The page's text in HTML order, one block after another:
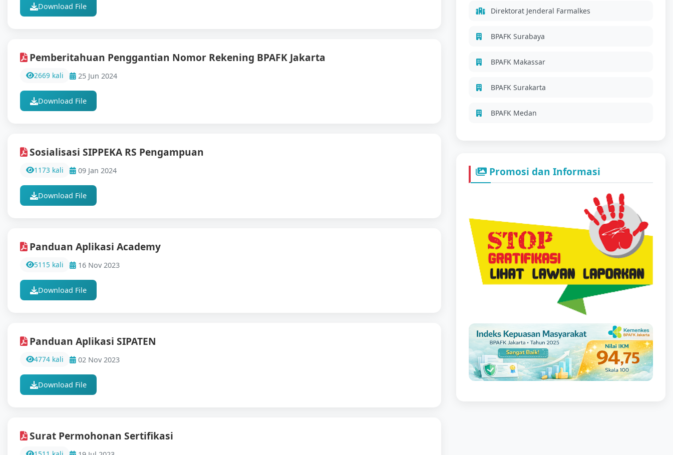
Download File
Pemberitahuan Penggantian Nomor Rekening BPAFK Jakarta
2669 kali 25 Jun 2024
Download File
Sosialisasi SIPPEKA RS Pengampuan
1173 kali 09 Jan 2024
Download File
Panduan Aplikasi Academy
5115 kali 16 Nov 2023
Download File
Panduan Aplikasi SIPATEN
4774 kali 02 Nov 2023
Download File
Surat Permohonan Sertifikasi
Direktorat Jenderal Farmalkes
BPAFK Surabaya
BPAFK Makassar
BPAFK Surakarta
BPAFK Medan
Promosi dan Informasi